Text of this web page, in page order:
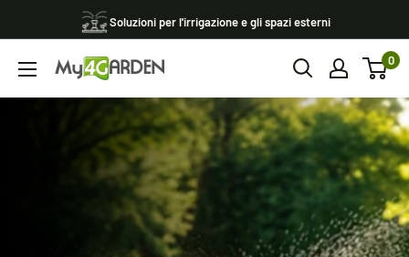
al
contenuto
Soluzioni per l'irrigazione e gli spazi esterni
My4garden 0